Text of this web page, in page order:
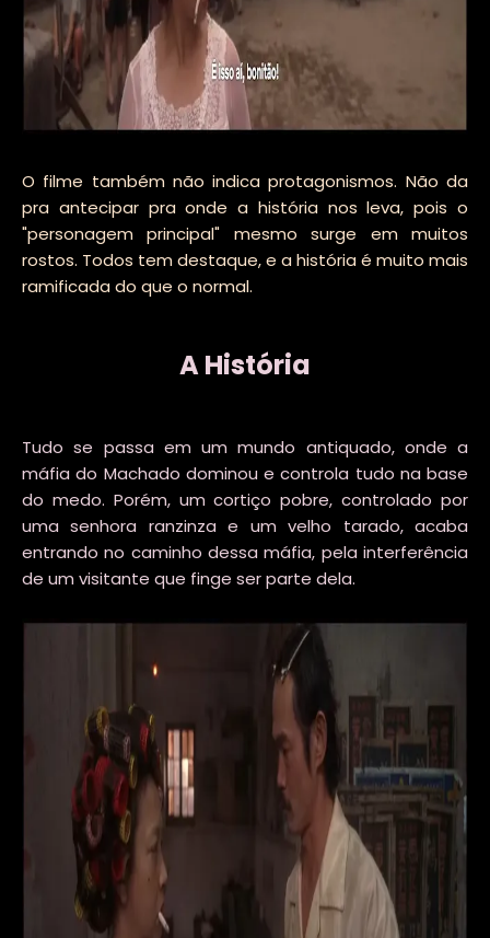
O filme também não indica protagonismos. Não da
pra antecipar pra onde a história nos leva, pois o
"personagem principal" mesmo surge em muitos
rostos. Todos tem destaque, e a história é muito mais
ramificada do que o normal.
A História
Tudo se passa em um mundo antiquado, onde a
máfia do Machado dominou e controla tudo na base
do medo. Porém, um cortiço pobre, controlado por
uma senhora ranzinza e um velho tarado, acaba
entrando no caminho dessa máfia, pela interferência
de um visitante que finge ser parte dela.